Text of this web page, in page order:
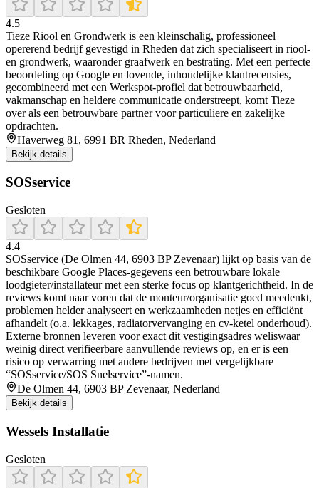
4.5
Tieze Riool en Grondwerk is een kleinschalig, professioneel
opererend bedrijf gevestigd in Rheden dat zich specialiseert in riool-
en grondwerk, waaronder graafwerk en bestrating. Met een perfecte
beoordeling op Google en lovende, inhoudelijke klantrecensies,
gecombineerd met een Werkspot-profiel dat betrouwbaarheid,
vakmanschap en heldere communicatie onderstreept, komt Tieze
over als een betrouwbare partner voor particuliere en zakelijke
opdrachten.
Haverweg 81, 6991 BR Rheden, Nederland
Bekijk details
SOSservice
Gesloten
4.4
SOSservice (De Olmen 44, 6903 BP Zevenaar) lijkt op basis van de
beschikbare Google Places-gegevens een betrouwbare lokale
loodgieter/installateur met een sterke focus op klantgerichtheid. In de
reviews komt naar voren dat de monteur/organisatie goed meedenkt,
problemen helder analyseert en werkzaamheden netjes en efficiënt
afhandelt (o.a. lekkages, radiatorvervanging en cv-ketel onderhoud).
Externe bronnen leveren voor exact dit vestigingsadres weliswaar
weinig direct verifieerbare aanvullende reviews op, en er is een
risico op verwarring met andere bedrijven met vergelijkbare
“SOSservice/SOS Snelservice”-namen.
De Olmen 44, 6903 BP Zevenaar, Nederland
Bekijk details
Wessels Installatie
Gesloten